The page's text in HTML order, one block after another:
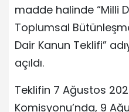
madde halinde “Milli
Toplumsal
Dair Kanun Teklifi”
açıldı.
Teklifin 7 Ağustos
Komisyonu’nda, 9